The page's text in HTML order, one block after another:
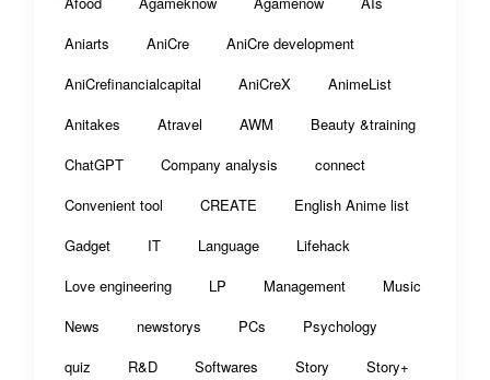
Aniarts
AniCre
AniCre development
AniCrefinancialcapital
AniCreX
AnimeList
Anitakes
Atravel AWM
Beauty &training
ChatGPT
Company analysis
connect
Convenient tool
CREATE
English Anime list
Gadget
IT Language
Lifehack
Love engineering
LP Management
Music
News
newstorys PCs
Psychology
quiz
R&D Softwares Story
Story+